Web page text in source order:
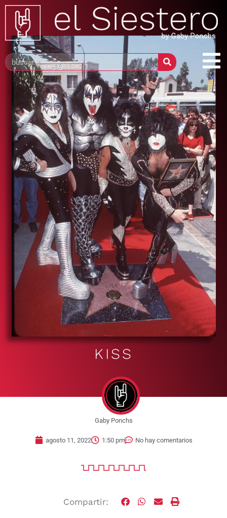
KISS
Gaby Ponchs
agosto 11, 2022 1:50 pm No hay comentarios
Compartir: